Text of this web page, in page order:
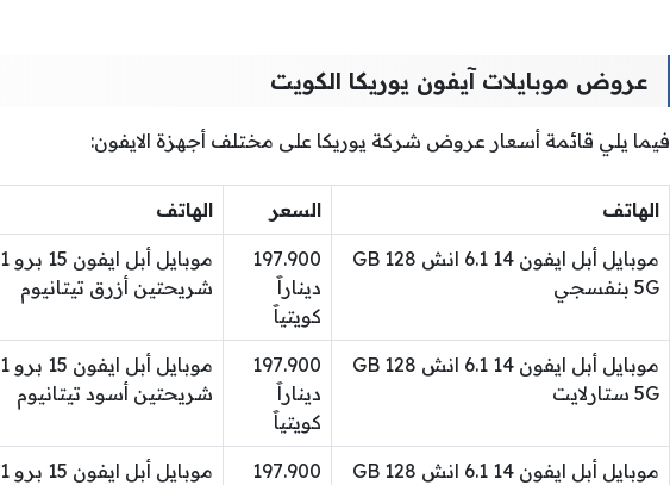
عروض موبايلات آيفون يوريكا الكويت
فيما يلي قائمة أسعار عروض شركة يوريكا على مختلف أجهزة الايفون:
الهاتف السعر الهاتف
موبايل أبل ايفون 14 6.1 انش 128 GB
5G بنفسجي
197.900
ديناراََ
كويتياََ
شريحتين أزرق تيتانيوم
موبايل أبل ايفون 14 6.1 انش 128 GB
5G ستارلايت
197.900
ديناراََ
كويتياََ
شريحتين أسود تيتانيوم
موبايل أبل ايفون 14 6.1 انش 128 GB
197.900